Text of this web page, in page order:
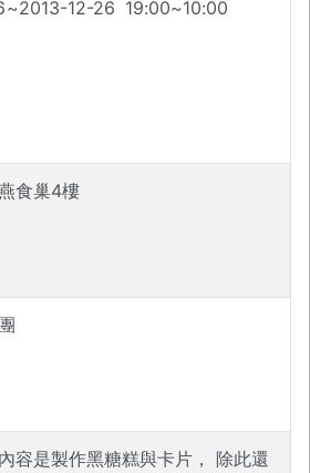
~2013-12-26 19:00~10:00
食巢4樓
容是製作黑糖糕與卡片， 除此還